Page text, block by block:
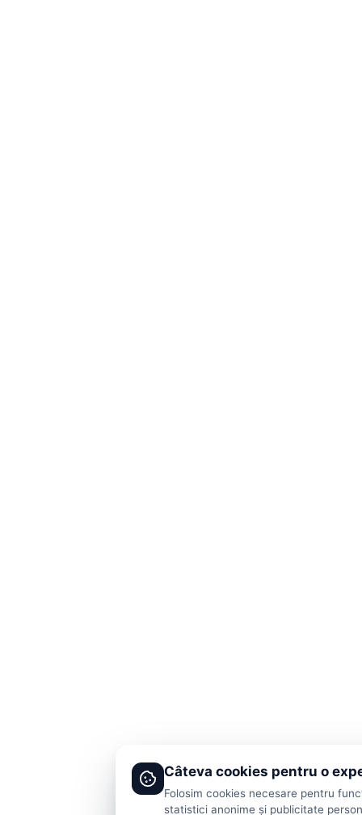
Câteva cookies pentru o
Folosim cookies necesare pentru
statistici anonime și publicitate